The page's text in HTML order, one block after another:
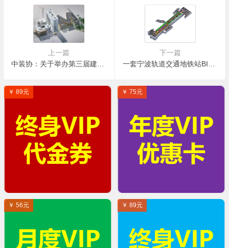
上一篇
下一篇
￥ 89元 ￥ 75元
￥ 56元 ￥ 89元